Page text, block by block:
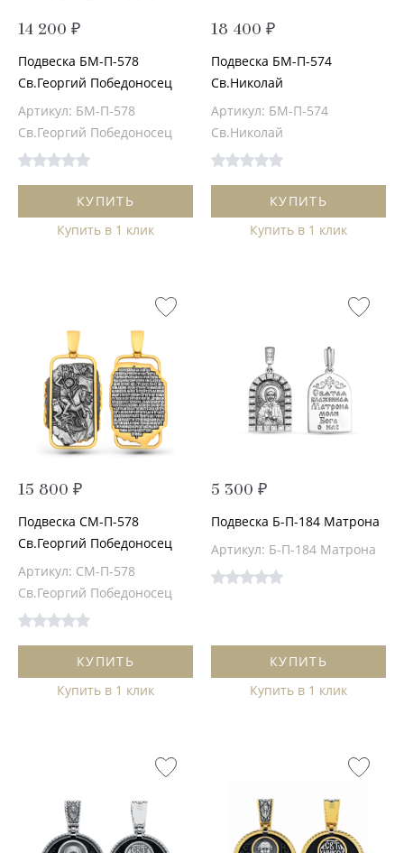
14 200 ₽
Подвеска БМ-П-578
Св.Георгий Победоносец
Артикул: БМ-П-578
Св.Георгий Победоносец
КУПИТЬ
Купить в 1 клик
18 400 ₽
Подвеска БМ-П-574
Св.Николай
Артикул: БМ-П-574
Св.Николай
КУПИТЬ
Купить в 1 клик
15 800 ₽
Подвеска СМ-П-578
Св.Георгий Победоносец
Артикул: СМ-П-578
Св.Георгий Победоносец
КУПИТЬ
Купить в 1 клик
5 300 ₽
Подвеска Б-П-184 Матрона
Артикул: Б-П-184 Матрона
КУПИТЬ
Купить в 1 клик